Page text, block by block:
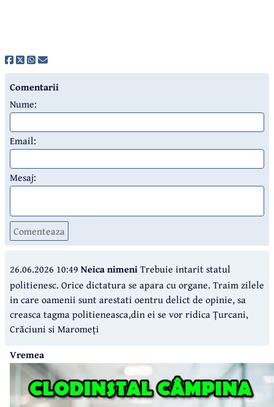
Comentarii
Nume:
Email:
Mesaj:
Comenteaza
26.06.2026 10:49 Neica nimeniTrebuie intarit statul
politienesc. Orice dictatura se apara cu organe. Traim zilele
in care oamenii sunt arestati oentru delict de opinie, sa
creasca tagma politieneasca,din ei se vor ridica Țurcani,
Crăciuni si Maromeți
Vremea